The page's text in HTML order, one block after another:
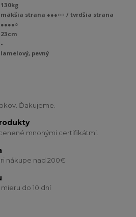
130kg
mäkšia strana ●●●○○ / tvrdšia strana
●●●●○
23cm
-
lamelový, pevný
Ďakujeme.
mnohými certifikátmi.
nákupe nad 200€
do 10 dní